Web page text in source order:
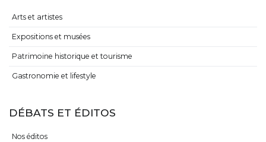
Arts et artistes
Expositions et musées
Patrimoine historique et tourisme
Gastronomie et lifestyle
DÉBATS ET ÉDITOS
Nos éditos